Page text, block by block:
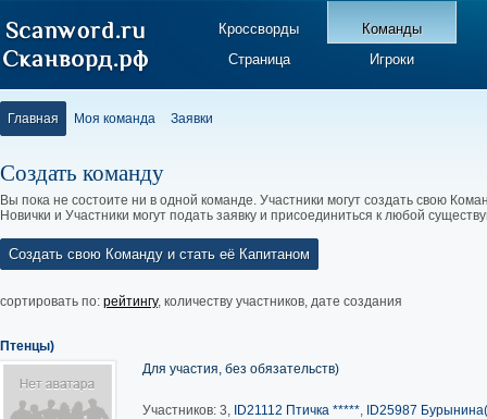
Кроссворды
Команды
Страница
Игроки
Главная Моя команда Заявки
Создать команду
Вы пока не состоите ни в одной команде. Участники могут создать свою
Новички и Участники могут подать заявку и присоединиться к любой
Создать свою Команду и стать её Капитаном
сортировать по: рейтингу, количеству участников, дате создания
Птенцы)
Для участия, без обязательств)
Участников: 3, ID21112 Птичка *****, ID25987